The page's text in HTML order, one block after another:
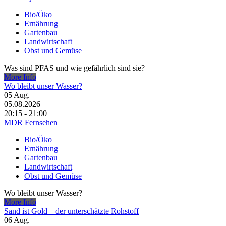
Bio/Öko
Ernährung
Gartenbau
Landwirtschaft
Obst und Gemüse
Was sind PFAS und wie gefährlich sind sie?
More Info
Wo bleibt unser Wasser?
05 Aug.
05.08.2026
20:15 - 21:00
MDR Fernsehen
Bio/Öko
Ernährung
Gartenbau
Landwirtschaft
Obst und Gemüse
Wo bleibt unser Wasser?
More Info
Sand ist Gold – der unterschätzte Rohstoff
06 Aug.